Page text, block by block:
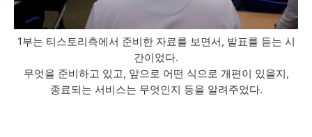
1부는 티스토리측에서 준비한 자료를 보면서, 발표를 듣는 시
간이었다.
무엇을 준비하고 있고, 앞으로 어떤 식으로 개편이 있을지,
종료되는 서비스는 무엇인지 등을 알려주었다.